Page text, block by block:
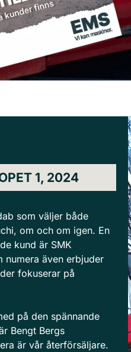
1, 2024
som väljer både
om och om igen. En
kund är SMK
numera även erbjuder
fokuserar på
på den spännande
Bengt Bergs
är vår återförsäljare.